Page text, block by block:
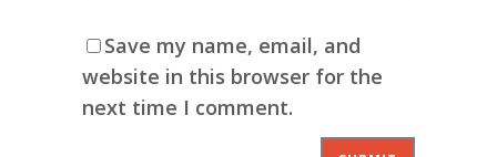
Save my name, email, and
website in this browser for the
next time I comment.